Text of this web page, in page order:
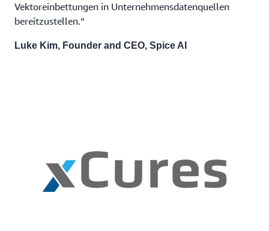
Vektoreinbettungen in Unternehmensdatenquellen
bereitzustellen.“
Luke Kim, Founder and CEO, Spice AI